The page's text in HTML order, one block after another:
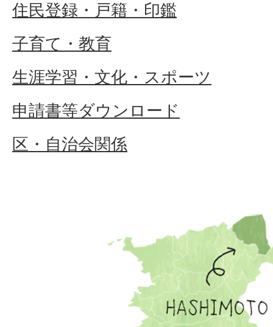
住民登録・戸籍・印鑑
子育て・教育
生涯学習・文化・スポーツ
申請書等ダウンロード
区・自治会関係